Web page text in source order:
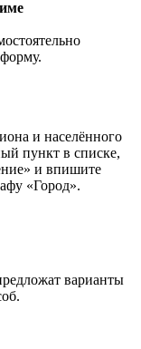
и населённого
пункт в списке,
и впишите
«Город».
варианты